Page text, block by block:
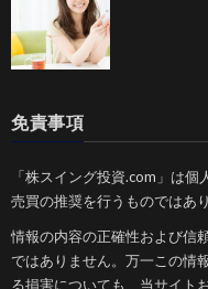
免責事項
「株スイング投資.com」は個
売買の推奨を行うものではあ
情報の内容の正確性および信
ではありません。万一この情
る損害についても、当サイト